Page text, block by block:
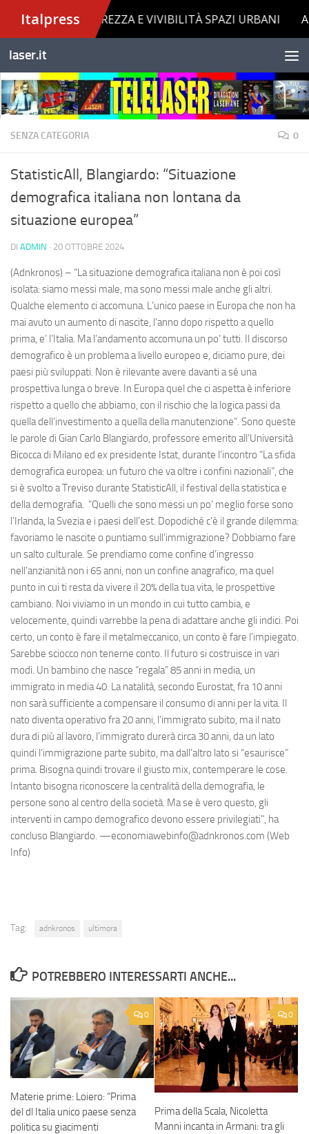
Salta al contenuto
laser.it
SENZA CATEGORIA 0
StatisticAll, Blangiardo: “Situazione
demografica italiana non lontana da
situazione europea”
DI ADMIN · 20 OTTOBRE 2024
(Adnkronos) – “La situazione demografica italiana non è poi così
isolata: siamo messi male, ma sono messi male anche gli altri.
Qualche elemento ci accomuna. L’unico paese in Europa che non ha
mai avuto un aumento di nascite, l’anno dopo rispetto a quello
prima, e’ l’Italia. Ma l’andamento accomuna un po’ tutti. Il discorso
demografico è un problema a livello europeo e, diciamo pure, dei
paesi più sviluppati. Non è rilevante avere davanti a sé una
prospettiva lunga o breve. In Europa quel che ci aspetta è inferiore
rispetto a quello che abbiamo, con il rischio che la logica passi da
quella dell’investimento a quella della manutenzione”. Sono queste
le parole di Gian Carlo Blangiardo, professore emerito all’Università
Bicocca di Milano ed ex presidente Istat, durante l’incontro “La sfida
demografica europea: un futuro che va oltre i confini nazionali”, che
si è svolto a Treviso durante StatisticAll, il festival della statistica e
della demografia. “Quelli che sono messi un po’ meglio forse sono
l’Irlanda, la Svezia e i paesi dell’est. Dopodiché c’è il grande dilemma:
favoriamo le nascite o puntiamo sull’immigrazione? Dobbiamo fare
un salto culturale. Se prendiamo come confine d’ingresso
nell’anzianità non i 65 anni, non un confine anagrafico, ma quel
punto in cui ti resta da vivere il 20% della tua vita, le prospettive
cambiano. Noi viviamo in un mondo in cui tutto cambia, e
velocemente, quindi varrebbe la pena di adattare anche gli indici. Poi
certo, un conto è fare il metalmeccanico, un conto è fare l’impiegato.
Sarebbe sciocco non tenerne conto. Il futuro si costruisce in vari
modi. Un bambino che nasce “regala” 85 anni in media, un
immigrato in media 40. La natalità, secondo Eurostat, fra 10 anni
non sarà sufficiente a compensare il consumo di anni per la vita. Il
nato diventa operativo fra 20 anni, l’immigrato subito, ma il nato
dura di più al lavoro, l’immigrato durerà circa 30 anni, da un lato
quindi l’immigrazione parte subito, ma dall’altro lato si “esaurisce”
prima. Bisogna quindi trovare il giusto mix, contemperare le cose.
Intanto bisogna riconoscere la centralità della demografia, le
persone sono al centro della società. Ma se è vero questo, gli
interventi in campo demografico devono essere privilegiati", ha
concluso Blangiardo. —economiawebinfo@adnkronos.com (Web
Info)
Tag: adnkronos ultimora
POTREBBERO INTERESSARTI ANCHE...
0
Materie prime: Loiero: “Prima
del dl Italia unico paese senza
politica su giacimenti
0
Prima della Scala, Nicoletta
Manni incanta in Armani: tra gli